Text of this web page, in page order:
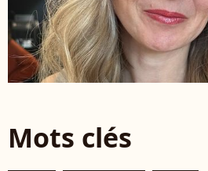
Mots clés